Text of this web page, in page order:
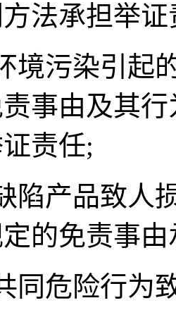
法承担举证
污染引起的
事由及其
责任;
产品致人损
的免责事
危险行为致